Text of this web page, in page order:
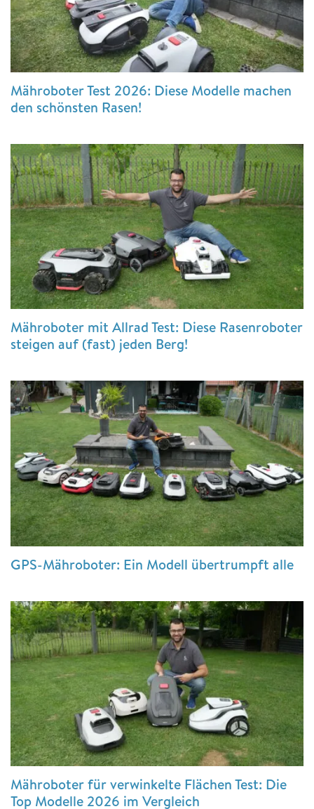
Mähroboter Test 2026: Diese Modelle machen
den schönsten Rasen!
Mähroboter mit Allrad Test: Diese Rasenroboter
steigen auf (fast) jeden Berg!
GPS-Mähroboter: Ein Modell übertrumpft alle
Mähroboter für verwinkelte Flächen Test: Die
Top Modelle 2026 im Vergleich